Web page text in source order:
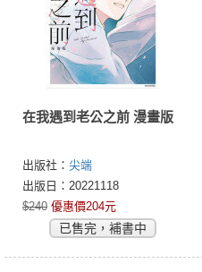
在我遇到老公之前 漫畫版
出版社： 尖端
出版日：20221118
$240 優惠價204元
已售完，補書中